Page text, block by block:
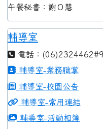
午餐秘書：謝Ｏ慧
輔導室
電話：
輔導室-業務職掌
輔導室-校園公告
輔導室-常用連結
輔導室-活動相簿